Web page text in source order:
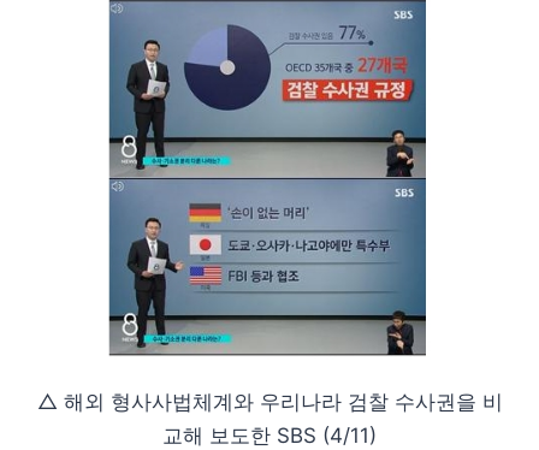
△ 해외 형사사법체계와 우리나라 검찰 수사권을 비
교해 보도한 SBS (4/11)